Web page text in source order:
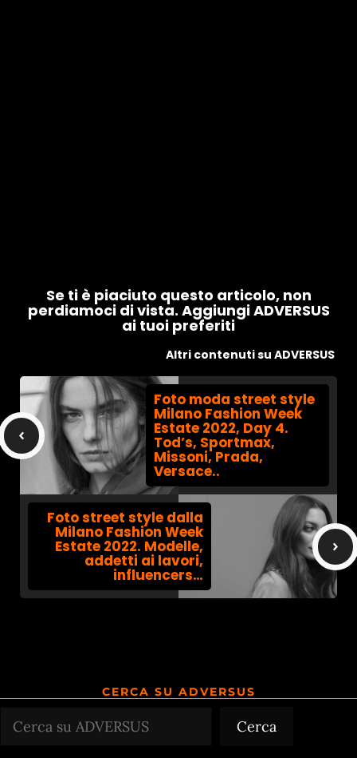
Se ti è piaciuto questo articolo, non
perdiamoci di vista. Aggiungi ADVERSUS
ai tuoi preferiti
Altri contenuti su ADVERSUS
Foto moda street style
Milano Fashion Week
Estate 2022, Day 4.
Tod’s, Sportmax,
Missoni, Prada,
Versace..
Foto street style dalla
Milano Fashion Week
Estate 2022. Modelle,
addetti ai lavori,
influencers…
CERCA SU ADVERSUS
Cerca